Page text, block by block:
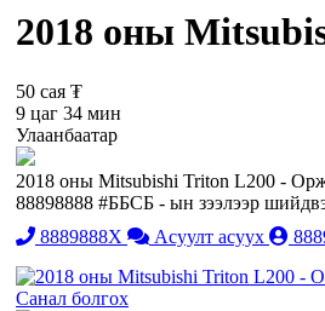
2018 оны
50 сая ₮
9 цаг 34 мин
Улаанбаатар
2018 оны Mitsubishi Triton L200 -
88898888 #ББСБ - ын зээлээр
8889888X
Асуулт асуух
Санал болгох